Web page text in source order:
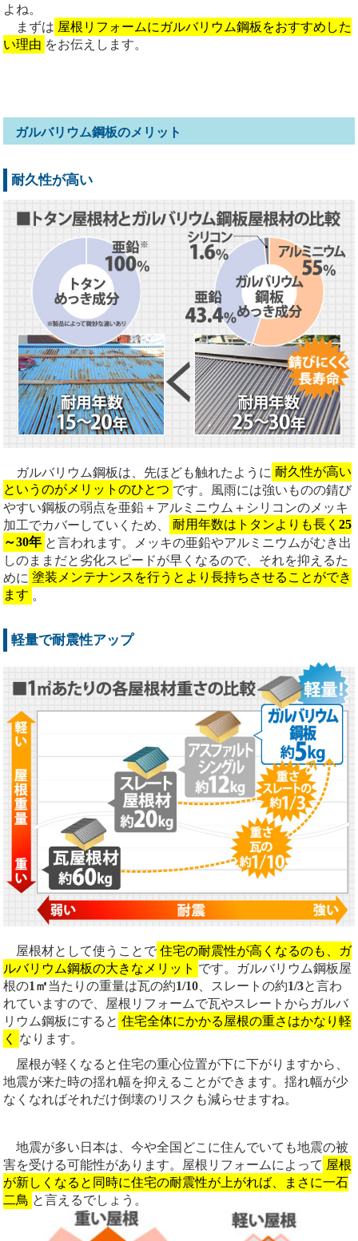
よね。
まずは 屋根リフォームにガルバリウム鋼板をおすすめした
い理由 をお伝えします。
ガルバリウム鋼板のメリット
耐久性が高い
ガルバリウム鋼板は、先ほども触れたように 耐久性が高い
というのがメリットのひとつ です。風雨には強いものの錆び
やすい鋼板の弱点を亜鉛＋アルミニウム＋シリコンのメッキ
加工でカバーしていくため、
耐用年数はトタンよりも長く 25
～30年 と言われます。メッキの亜鉛やアルミニウムがむき出
しのままだと劣化スピードが早くなるので、それを抑えるた
めに 塗装メンテナンスを行うとより長持ちさせることができ
ます 。
軽量で耐震性アップ
屋根材として使うことで 住宅の耐震性が高くなるのも、ガ
ルバリウム鋼板の大きなメリット です。ガルバリウム鋼板屋
根の1㎡当たりの重量は瓦の約1/10 、スレートの約1/3と言わ
れていますので、屋根リフォームで瓦やスレートからガルバ
リウム鋼板にすると 住宅全体にかかる屋根の重さはかなり軽
く
なります。
屋根が軽くなると住宅の重心位置が下に下がりますから、
地震が来た時の揺れ幅を抑えることができます。揺れ幅が少
なくなればそれだけ倒壊のリスクも減らせますね。
地震が多い日本は、今や全国どこに住んでいても地震の被
害を受ける可能性があります。屋根リフォームによって 屋根
が新しくなると同時に住宅の耐震性が上がれば、まさに一石
二鳥 と言えるでしょう。